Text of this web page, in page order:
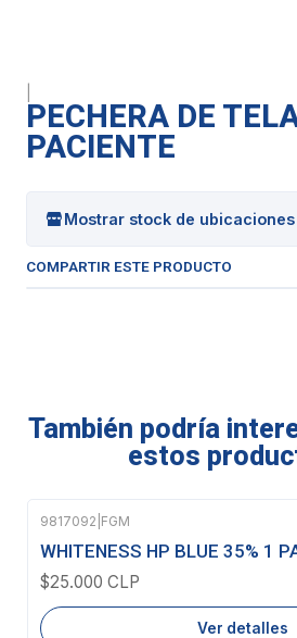
PECHERA DE
PACIENTE
Mostrar stock de ubicaciones
COMPARTIR ESTE PRODUCTO
También podría
estos
Agotado
9817092 FGM
WHITENESS HP BLUE 35% 1
$25.000 CLP
Ver detalles